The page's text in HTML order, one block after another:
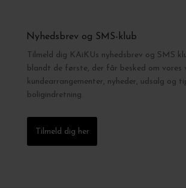
Nyhedsbrev og SMS-klub
Tilmeld dig KAiKUs nyhedsbrev og SMS
blandt de første, der får besked om vores
kundearrangementer, nyheder, udsalg og
boligindretning.
Tilmeld dig her